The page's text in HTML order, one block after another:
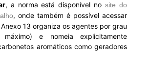
, a norma está disponível nosite do
, onde também é possível acessar
13 organiza os agentes por grau
máximo) e nomeia explicitamente
aromáticos como geradores